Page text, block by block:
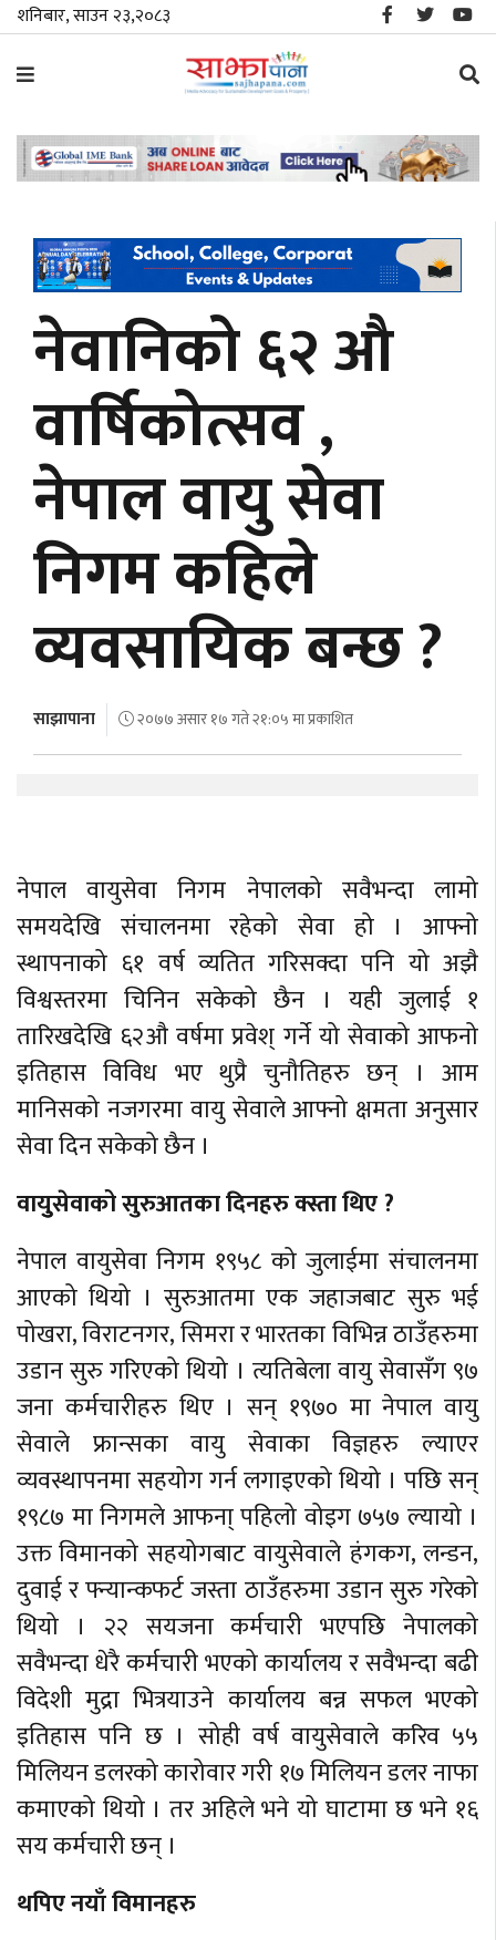
शनिबार, साउन २३,२०८३
समाचार
स्थानीय
राजनीति
जीवनशैली
मनोरञ्जन/
साहित्य
अर्थ
अन्तरवार्ता
बहस
नेवानिको ६२ औ
वार्षिकोत्सव ,
नेपाल वायु सेवा
निगम कहिले
व्यवसायिक बन्छ ?
साझापाना २०७७ असार १७ गते २१:०५ मा प्रकाशित
नेपाल वायुसेवा निगम नेपालको सवैभन्दा लामो
समयदेखि संचालनमा रहेको सेवा हो । आफ्नो
स्थापनाको ६१ वर्ष व्यतित गरिसक्दा पनि यो अझै
विश्वस्तरमा चिनिन सकेको छैन । यही जुलाई १
तारिखदेखि ६२औ वर्षमा प्रवेश् गर्ने यो सेवाको आफनो
इतिहास विविध भए थुप्रै चुनौतिहरु छन् । आम
मानिसको नजगरमा वायु सेवाले आफ्नो क्षमता अनुसार
सेवा दिन सकेको छैन ।
वायुुसेवाको सुरुआतका दिनहरु क्स्ता थिए ?
नेपाल वायुसेवा निगम १९५८ को जुलाईमा संचालनमा
आएको थियो । सुरुआतमा एक जहाजबाट सुरु भई
पोखरा, विराटनगर, सिमरा र भारतका विभिन्न ठाउँहरुमा
उडान सुरु गरिएको थियो । त्यतिबेला वायु सेवासँग ९७
जना कर्मचारीहरु थिए । सन् १९७० मा नेपाल वायु
सेवाले फ्रान्सका वायु सेवाका विज्ञहरु ल्याएर
व्यवस्थापनमा सहयोग गर्न लगाइएको थियो । पछि सन्
१९८७ मा निगमले आफना् पहिलो वोइग ७५७ ल्यायो ।
उक्त विमानको सहयोगबाट वायुसेवाले हंगकग, लन्डन,
दुवाई र फ्न्यान्कफर्ट जस्ता ठाउँहरुमा उडान सुरु गरेको
थियो । २२ सयजना कर्मचारी भएपछि नेपालको
सवैभन्दा धेरै कर्मचारी भएको कार्यालय र सवैभन्दा बढी
विदेशी मुद्रा भित्रयाउने कार्यालय बन्न सफल भएको
इतिहास पनि छ । सोही वर्ष वायुसेवाले करिव ५५
मिलियन डलरको कारोवार गरी १७ मिलियन डलर नाफा
कमाएको थियो । तर अहिले भने यो घाटामा छ भने १६
सय कर्मचारी छन् ।
थपिए नयाँ विमानहरु